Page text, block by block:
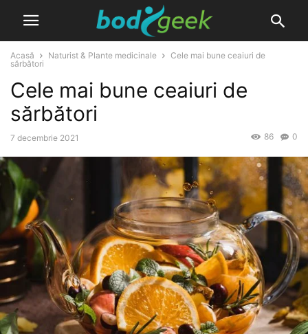
Acasă Naturist & Plante medicinale
Cele mai bune ceaiuri de
sărbători
Cele mai bune ceaiuri de
sărbători
7 decembrie 2021 0
86